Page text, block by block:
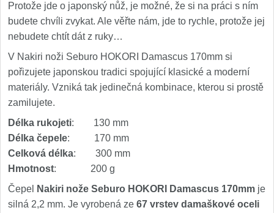
Protože jde o japonský nůž, je možné, že si na práci s ním
budete chvíli zvykat. Ale věřte nám, jde to rychle, protože jej
nebudete chtít dát z ruky…
V Nakiri noži Seburo HOKORI Damascus 170mm si
pořizujete japonskou tradici spojující klasické a moderní
materiály. Vzniká tak jedinečná kombinace, kterou si prostě
zamilujete.
Délka rukojeti: 130 mm
Délka čepele: 170 mm
Celková délka: 300 mm
Hmotnost: 200 g
Čepel
Nakiri nože Seburo HOKORI Damascus 170mm je
silná 2,2 mm. Je vyrobená ze 67 vrstev damaškové oceli